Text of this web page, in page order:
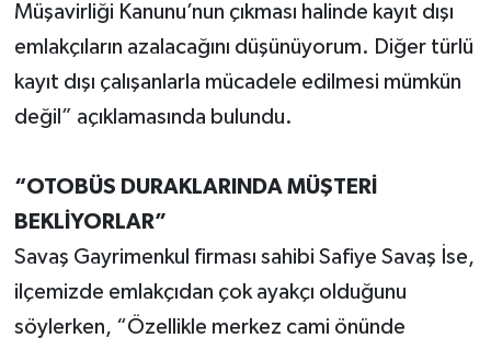
Müşavirliği Kanunu’nun çıkması halinde kayıt dışı
emlakçıların azalacağını düşünüyorum. Diğer türlü
kayıt dışı çalışanlarla mücadele edilmesi mümkün
değil” açıklamasında bulundu.
“OTOBÜS DURAKLARINDA MÜŞTERİ
BEKLİYORLAR”
Savaş Gayrimenkul firması sahibi Safiye Savaş İse,
ilçemizde emlakçıdan çok ayakçı olduğunu
söylerken, “Özellikle merkez cami önünde